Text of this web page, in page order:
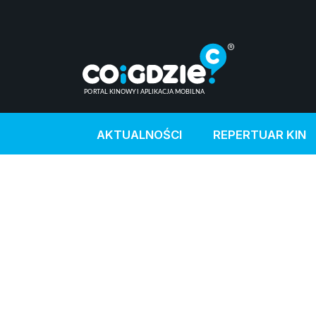
AKTUALNOŚCI REPERTUAR KIN